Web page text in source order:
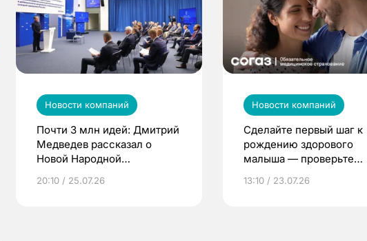
Новости компаний
Почти 3 млн идей: Дмитрий
Медведев рассказал о
Новой Народной
20:10 / 25.07.26
Новости компаний
Сделайте первый шаг к
рождению здорового
малыша — проверьте
по ОМС!
13:10 / 23.07.26